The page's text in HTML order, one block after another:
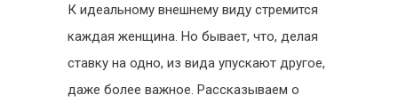
К идеальному внешнему виду стремится
каждая женщина. Но бывает, что, делая
ставку на одно, из вида упускают другое,
даже более важное. Рассказываем о